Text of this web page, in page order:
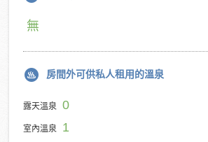
無
房間外可供私人租用的溫泉
露天溫泉 0
室內溫泉 1